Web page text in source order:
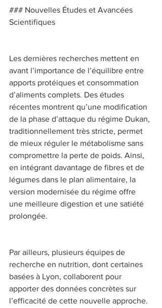
### Nouvelles Études et Avancées
Scientifiques
Les dernières recherches mettent en
avant l’importance de l’équilibre entre
apports protéiques et consommation
d’aliments complets. Des études
récentes montrent qu’une modification
de la phase d’attaque du régime Dukan,
traditionnellement très stricte, permet
de mieux réguler le métabolisme sans
compromettre la perte de poids. Ainsi,
en intégrant davantage de fibres et de
légumes dans le plan alimentaire, la
version modernisée du régime offre
une meilleure digestion et une satiété
prolongée.
Par ailleurs, plusieurs équipes de
recherche en nutrition, dont certaines
basées à Lyon, collaborent pour
apporter des données concrètes sur
l’efficacité de cette nouvelle approche.